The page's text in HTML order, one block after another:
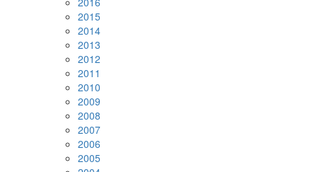
2015
2014
2013
2012
2011
2010
2009
2008
2007
2006
2005